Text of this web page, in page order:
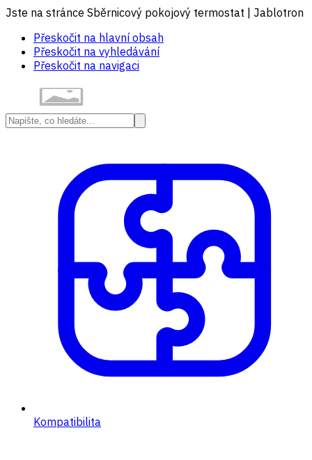
Jste na stránce Sběrnicový pokojový termostat | Jablotron
Přeskočit na hlavní obsah
Přeskočit na vyhledávání
Přeskočit na navigaci
Kompatibilita